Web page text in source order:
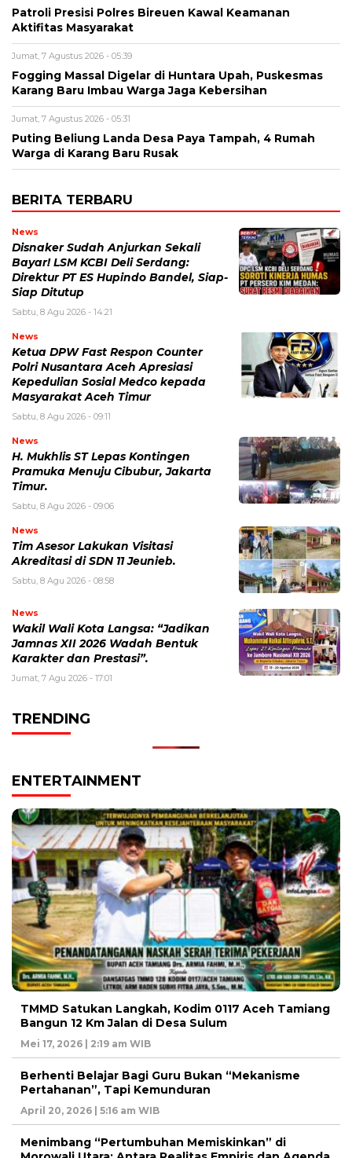
Patroli Presisi Polres Bireuen Kawal Keamanan
Aktifitas Masyarakat
Jumat, 7 Agustus 2026 - 05:39
Fogging Massal Digelar di Huntara Upah, Puskesmas
Karang Baru Imbau Warga Jaga Kebersihan
Jumat, 7 Agustus 2026 - 05:31
Puting Beliung Landa Desa Paya Tampah, 4 Rumah
Warga di Karang Baru Rusak
BERITA TERBARU
News
Disnaker Sudah Anjurkan Sekali
Bayar! LSM KCBI Deli Serdang:
Direktur PT ES Hupindo Bandel, Siap-
Siap Ditutup
Sabtu, 8 Agu 2026 - 14:21
News
Ketua DPW Fast Respon Counter
Polri Nusantara Aceh Apresiasi
Kepedulian Sosial Medco kepada
Masyarakat Aceh Timur
Sabtu, 8 Agu 2026 - 09:11
News
H. Mukhlis ST Lepas Kontingen
Pramuka Menuju Cibubur, Jakarta
Timur.
Sabtu, 8 Agu 2026 - 09:06
News
Tim Asesor Lakukan Visitasi
Akreditasi di SDN 11 Jeunieb.
Sabtu, 8 Agu 2026 - 08:58
News
Wakil Wali Kota Langsa: “Jadikan
Jamnas XII 2026 Wadah Bentuk
Karakter dan Prestasi”.
Jumat, 7 Agu 2026 - 17:01
TRENDING
ENTERTAINMENT
TMMD Satukan Langkah, Kodim 0117 Aceh Tamiang
Bangun 12 Km Jalan di Desa Sulum
Mei 17, 2026 | 2:19 am WIB
Berhenti Belajar Bagi Guru Bukan “Mekanisme
Pertahanan”, Tapi Kemunduran
April 20, 2026 | 5:16 am WIB
Menimbang “Pertumbuhan Memiskinkan” di